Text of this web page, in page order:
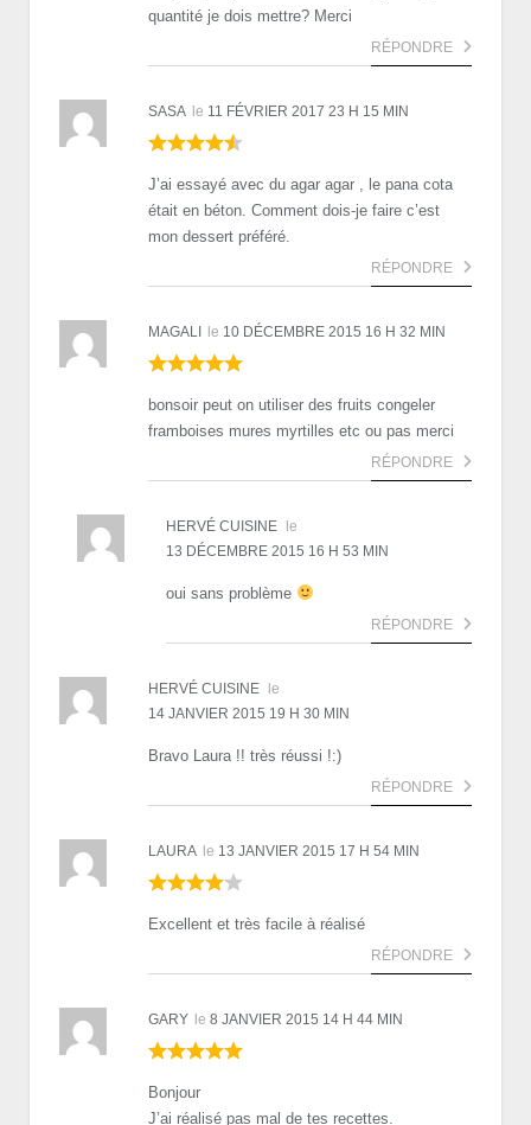
quantité je dois mettre? Merci
RÉPONDRE
SASA le 11 FÉVRIER 2017 23 H 15 MIN
J’ai essayé avec du agar agar , le pana cota
était en béton. Comment dois-je faire c’est
mon dessert préféré.
RÉPONDRE
MAGALI le 10 DÉCEMBRE 2015 16 H 32 MIN
bonsoir peut on utiliser des fruits congeler
framboises mures myrtilles etc ou pas merci
RÉPONDRE
HERVÉ CUISINE
le
13 DÉCEMBRE 2015 16 H 53 MIN
oui sans problème
RÉPONDRE
HERVÉ CUISINE
le
14 JANVIER 2015 19 H 30 MIN
Bravo Laura !! très réussi !:)
RÉPONDRE
LAURA le 13 JANVIER 2015 17 H 54 MIN
Excellent et très facile à réalisé
RÉPONDRE
GARY le 8 JANVIER 2015 14 H 44 MIN
Bonjour
J’ai réalisé pas mal de tes recettes.